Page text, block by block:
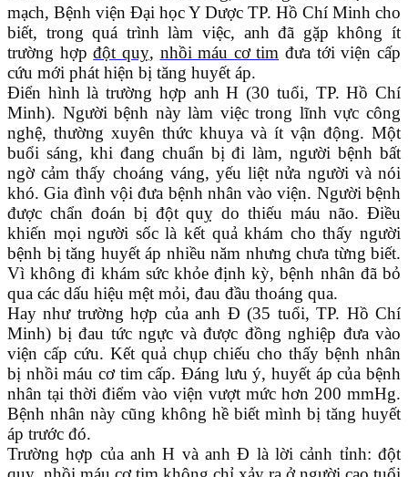
mạch, Bệnh viện Đại học Y Dược TP. Hồ Chí Minh cho
biết, trong quá trình làm việc, anh đã gặp không ít
trường hợpđột quỵ, nhồi máu cơ tim đưa tới viện cấp
cứu mới phát hiện bị tăng huyết áp.
Điển hình là trường hợp anh H (30 tuổi, TP. Hồ Chí
Minh). Người bệnh này làm việc trong lĩnh vực công
nghệ, thường xuyên thức khuya và ít vận động. Một
buổi sáng, khi đang chuẩn bị đi làm, người bệnh bất
ngờ cảm thấy choáng váng, yếu liệt nửa người và nói
khó. Gia đình vội đưa bệnh nhân vào viện. Người bệnh
được chẩn đoán bị đột quỵ do thiếu máu não. Điều
khiến mọi người sốc là kết quả khám cho thấy người
bệnh bị tăng huyết áp nhiều năm nhưng chưa từng biết.
Vì không đi khám sức khỏe định kỳ, bệnh nhân đã bỏ
qua các dấu hiệu mệt mỏi, đau đầu thoáng qua.
Hay như trường hợp của anh Đ (35 tuổi, TP. Hồ Chí
Minh) bị đau tức ngực và được đồng nghiệp đưa vào
viện cấp cứu. Kết quả chụp chiếu cho thấy bệnh nhân
bị nhồi máu cơ tim cấp. Đáng lưu ý, huyết áp của bệnh
nhân tại thời điểm vào viện vượt mức hơn 200 mmHg.
Bệnh nhân này cũng không hề biết mình bị tăng huyết
áp trước đó.
Trường hợp của anh H và anh Đ là lời cảnh tỉnh: đột